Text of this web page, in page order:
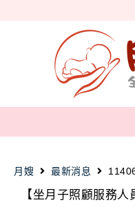
月嫂 最新消息
【坐月子照顧服務人